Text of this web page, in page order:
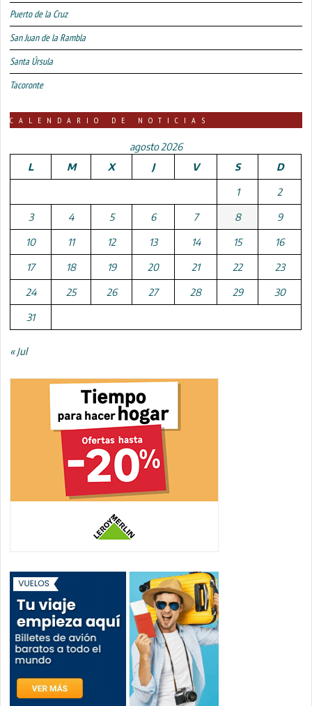
Puerto de la Cruz
San Juan de la Rambla
Santa Úrsula
Tacoronte
CALENDARIO DE NOTICIAS
agosto 2026
L
M X J V S D
1 2
3 4 5 6 7 8 9
10 11 12 13 14 15 16
17 18 19 20 21 22 23
24 25 26 27 28 29 30
31
« Jul